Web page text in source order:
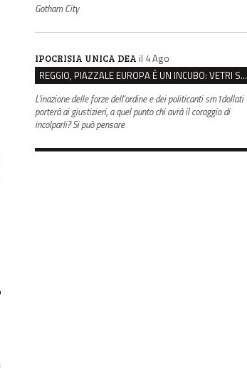
Gotham City
IPOCRISIA UNICA DEA il 4 Ago
REGGIO, PIAZZALE EUROPA È UN INCUBO: VETRI SPACCATI E FURTI SULLE AUTO IN SOSTA
L'inazione delle forze dell'ordine e dei politicanti sm1dollati
porterà ai giustizieri, a quel punto chi avrà il coraggio di
incolparli? Si può pensare